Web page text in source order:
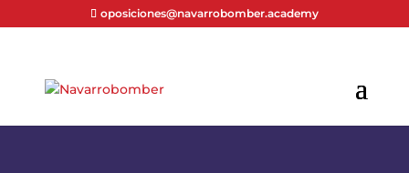
oposiciones@navarrobomber.academy